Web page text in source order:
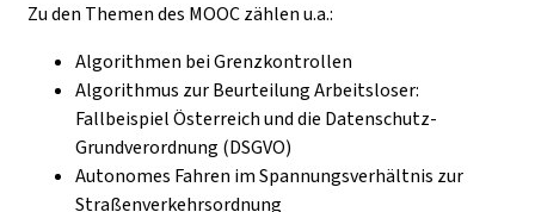
Zu den Themen des MOOC zählen u.a.:
Algorithmen bei Grenzkontrollen
Algorithmus zur Beurteilung Arbeitsloser:
Fallbeispiel Österreich und die Datenschutz-
Grundverordnung (DSGVO)
Autonomes Fahren im Spannungsverhältnis zur
Straßenverkehrsordnung